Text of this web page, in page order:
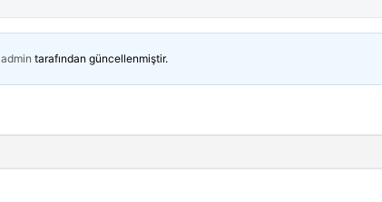
admin tarafından güncellenmiştir.